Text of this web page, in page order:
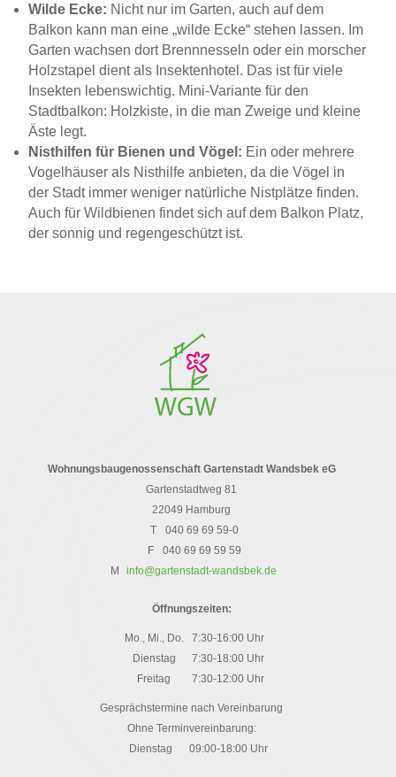
Wilde Ecke: Nicht nur im Garten, auch auf dem
Balkon kann man eine „wilde Ecke“ stehen lassen. Im
Garten wachsen dort Brennnesseln oder ein morscher
Holzstapel dient als Insektenhotel. Das ist für viele
Insekten lebenswichtig. Mini-Variante für den
Stadtbalkon: Holzkiste, in die man Zweige und kleine
Äste legt.
Nisthilfen für Bienen und Vögel: Ein oder mehrere
Vogelhäuser als Nisthilfe anbieten, da die Vögel in
der Stadt immer weniger natürliche Nistplätze finden.
Auch für Wildbienen findet sich auf dem Balkon Platz,
der sonnig und regengeschützt ist.
Wohnungsbaugenossenschaft Gartenstadt Wandsbek eG
Gartenstadtweg 81
22049 Hamburg
T
040 69 69 59-0
F
040 69 69 59 59
M
info@gartenstadt-wandsbek.de
Öffnungszeiten:
Mo., Mi., Do.
7:30-16:00 Uhr
Dienstag
7:30-18:00 Uhr
Freitag
7:30-12:00 Uhr
Gesprächstermine nach Vereinbarung
Ohne Terminvereinbarung:
Dienstag
09:00-18:00 Uhr